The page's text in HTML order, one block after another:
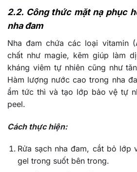
2.2. Công thức mặt nạ phục
nha đam
Nha đam chứa các loại vitamin
chất như magie, kẽm giúp làm
kháng viêm tự nhiên cũng như
Hàm lượng nước cao trong nha
ẩm tức thì và tạo lớp bảo vệ tự
peel.
Cách thực hiện:
Rửa sạch nha đam, cắt bỏ lớp
gel trong suốt bên trong.